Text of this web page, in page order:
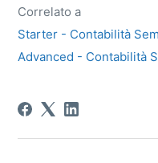
Correlato a
Starter - Contabilità
Advanced - Contabilità